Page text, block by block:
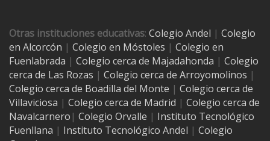
Otras instituciones educativas: Colegio Andel | Colegio
en Alcorcón | Colegio en Móstoles | Colegio en
Fuenlabrada | Colegio cerca de Majadahonda | Colegio
cerca de Las Rozas | Colegio cerca de Arroyomolinos |
Colegio cerca de Boadilla del Monte | Colegio cerca de
Villaviciosa | Colegio cerca de Madrid | Colegio cerca de
Navalcarnero | Colegio Orvalle | Instituto Tecnológico
Fuenllana | Instituto Tecnológico Andel | Colegio